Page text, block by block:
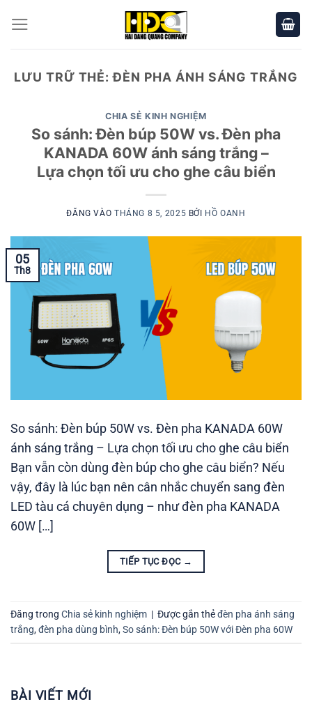
qua
LƯU TRỮ THẺ:ĐÈN PHA ÁNH SÁNG TRẮNG
CHIA SẺ KINH NGHIỆM
So sánh: Đèn búp 50W vs. Đèn pha
KANADA 60W ánh sáng trắng –
Lựa chọn tối ưu cho ghe câu biển
ĐĂNG VÀO THÁNG 8 5, 2025 BỞI HỒ OANH
05
Th8
So sánh: Đèn búp 50W vs. Đèn pha KANADA 60W
ánh sáng trắng – Lựa chọn tối ưu cho ghe câu biển
Bạn vẫn còn dùng đèn búp cho ghe câu biển? Nếu
vậy, đây là lúc bạn nên cân nhắc chuyển sang đèn
LED tàu cá chuyên dụng – như đèn pha KANADA
60W […]
TIẾP TỤC ĐỌC →
Đăng trong Chia sẻ kinh nghiệm | Được gắn thẻđèn pha ánh sáng
trắng,đèn pha dùng bình,So sánh: Đèn búp 50W với Đèn pha 60W
BÀI VIẾT MỚI